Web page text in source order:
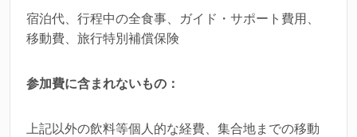
宿泊代、行程中の全食事、ガイド・サポート費用、
移動費、旅行特別補償保険
参加費に含まれないもの：
上記以外の飲料等個人的な経費、集合地までの移動